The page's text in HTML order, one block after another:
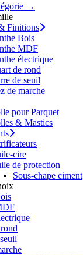
→
Finitions
Bois
MDF
électrique
de rond
de seuil
de marche
pour Parquet
& Mastics
cire
de protection
Sous-chape ciment